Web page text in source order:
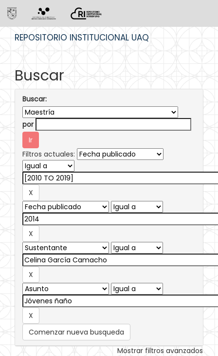
REPOSITORIO INSTITUCIONAL UAQ
Buscar
Buscar:
por
Filtros actuales:
Comenzar nueva busqueda
Mostrar filtros avanzados